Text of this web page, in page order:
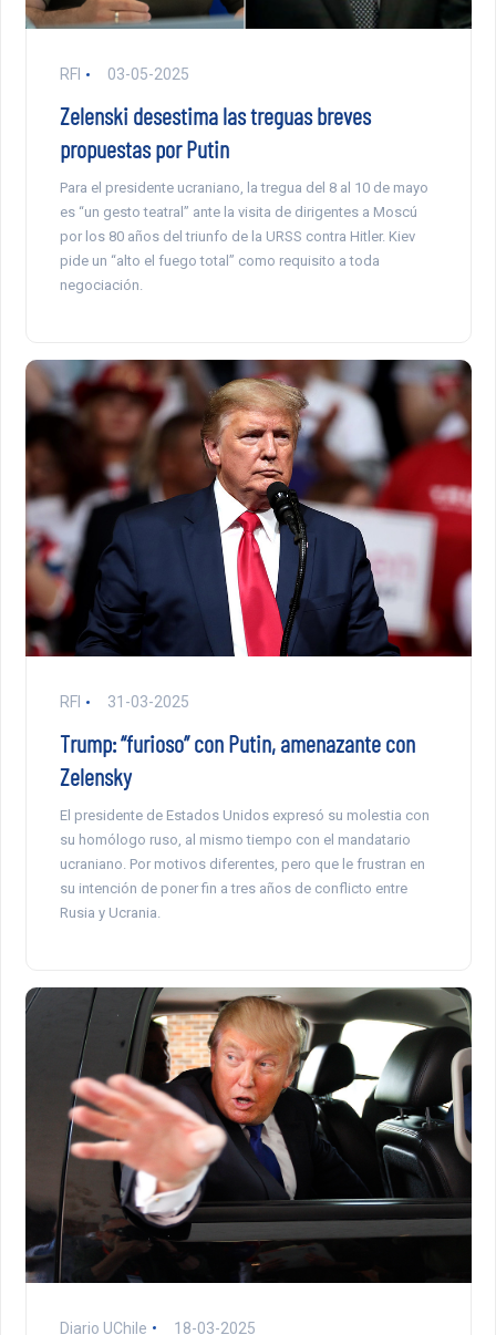
RFI 03-05-2025
Zelenski desestima las treguas breves
propuestas por Putin
Para el presidente ucraniano, la tregua del 8 al 10 de mayo
es “un gesto teatral” ante la visita de dirigentes a Moscú
por los 80 años del triunfo de la URSS contra Hitler. Kiev
pide un “alto el fuego total” como requisito a toda
negociación.
RFI 31-03-2025
Trump: “furioso” con Putin, amenazante con
Zelensky
El presidente de Estados Unidos expresó su molestia con
su homólogo ruso, al mismo tiempo con el mandatario
ucraniano. Por motivos diferentes, pero que le frustran en
su intención de poner fin a tres años de conflicto entre
Rusia y Ucrania.
Diario UChile 18-03-2025